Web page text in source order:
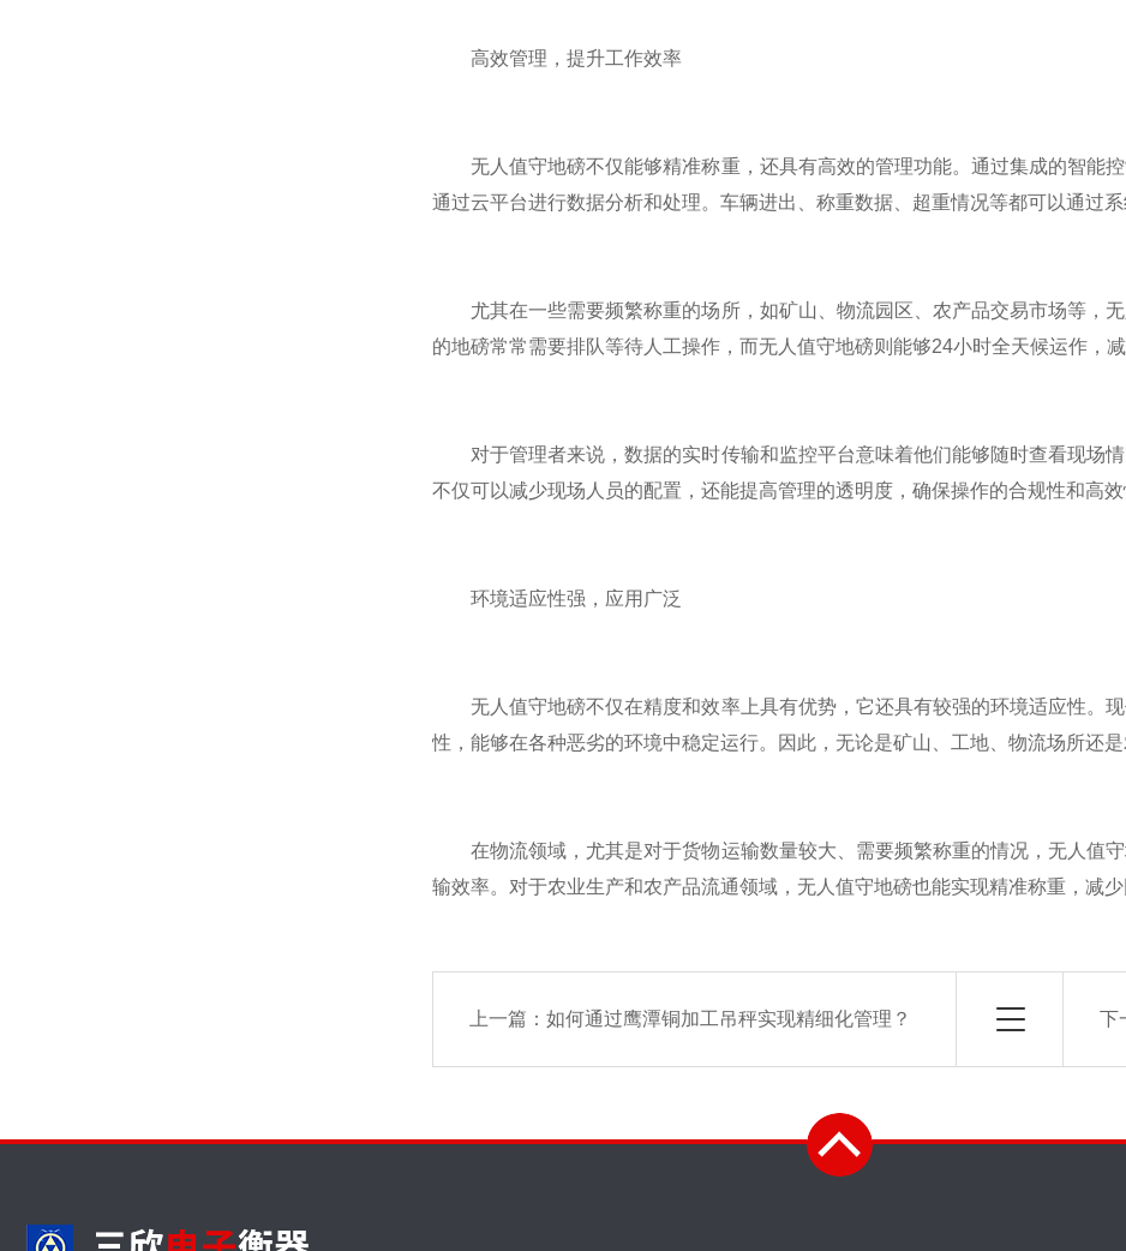
高效管理，提升工作效率
无人值守地磅不仅能够精准称重，还具有高效的管理功能。通过集成的智能
通过云平台进行数据分析和处理。车辆进出、称重数据、超重情况等都可以通过
尤其在一些需要频繁称重的场所，如矿山、物流园区、农产品交易市场等，
的地磅常常需要排队等待人工操作，而无人值守地磅则能够24小时全天候运作，
对于管理者来说，数据的实时传输和监控平台意味着他们能够随时查看现场
不仅可以减少现场人员的配置，还能提高管理的透明度，确保操作的合规性和高效
环境适应性强，应用广泛
无人值守地磅不仅在精度和效率上具有优势，它还具有较强的环境适应性。
性，能够在各种恶劣的环境中稳定运行。因此，无论是矿山、工地、物流场所还
在物流领域，尤其是对于货物运输数量较大、需要频繁称重的情况，无人值
输效率。对于农业生产和农产品流通领域，无人值守地磅也能实现精准称重，减
上一篇： 如何通过鹰潭铜加工吊秤实现精细化管理？ 下